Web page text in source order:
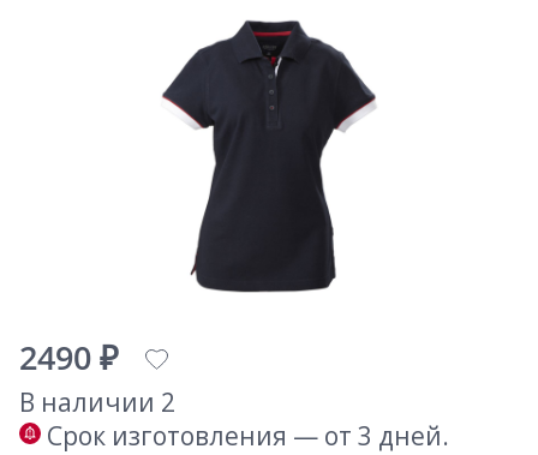
2490 ₽
В наличии 2
Срок изготовления — от 3 дней.